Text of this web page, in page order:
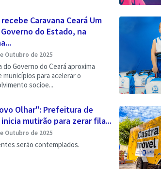
Caravana Ceará Um
do Estado, na
Outubro de 2025
do Governo do Ceará aproxima
municípios para acelerar o
socioe...
Olhar": Prefeitura de
mutirão para zerar fila...
Outubro de 2025
serão contemplados.